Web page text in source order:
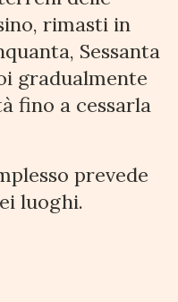
rimasti in
Sessanta
gradualmente
fino a cessarla
prevede
luoghi.